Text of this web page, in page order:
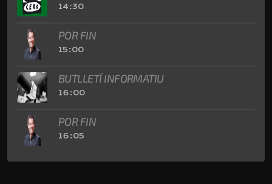
14:30
POR FIN
15:00
BUTLLETÍ INFORMATIU
16:00
POR FIN
16:05